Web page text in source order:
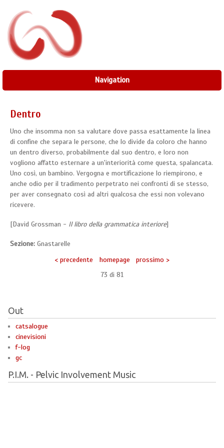
Navigation
Dentro
Uno che insomma non sa valutare dove passa esattamente la linea
di confine che separa le persone, che lo divide da coloro che hanno
un dentro diverso, probabilmente dal suo dentro, e loro non
vogliono affatto esternare a un'interiorità come questa, spalancata.
Uno così, un bambino. Vergogna e mortificazione lo riempirono, e
anche odio per il tradimento perpetrato nei confronti di se stesso,
per aver consegnato così ad altri qualcosa che essi non volevano
ricevere.
[David Grossman - Il libro della grammatica interiore]
Sezione: Gnastarelle
< precedente
homepage
prossimo >
73 di 81
Out
catsalogue
cinevisioni
f-log
gc
P.I.M. - Pelvic Involvement Music